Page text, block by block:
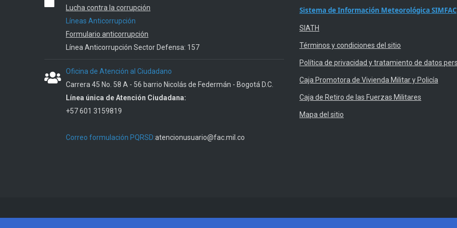
Lucha contra la corrupción
Líneas Anticorrupción
Formulario anticorrupción
Línea Anticorrupción Sector Defensa: 157
Oficina de Atención al Ciudadano
Carrera 45 No. 58 A - 56 barrio Nicolás de Federmán - Bogotá D.C.
Línea única de Atención Ciudadana:
+57 601 3159819
Correo formulación PQRSD:atencionusuario@fac.mil.co
Sistema de Información Meteorológica SIMFAC
SIATH
Términos y condiciones del sitio
Política de privacidad y tratamiento de datos
Caja Promotora de Vivienda Militar y Policía
Caja de Retiro de las Fuerzas Militares
Mapa del sitio